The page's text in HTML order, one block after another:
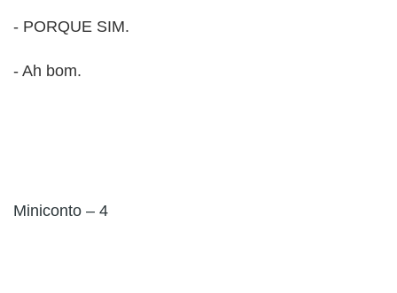
- PORQUE SIM.
- Ah bom.
Miniconto – 4